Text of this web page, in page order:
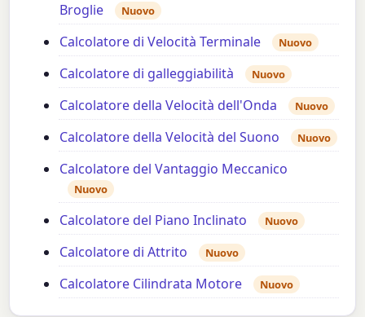
Broglie
Nuovo
Calcolatore di Velocità Terminale Nuovo
Calcolatore di galleggiabilità Nuovo
Calcolatore della Velocità dell'Onda Nuovo
Calcolatore della Velocità del Suono Nuovo
Calcolatore del Vantaggio Meccanico
Nuovo
Calcolatore del Piano Inclinato Nuovo
Calcolatore di Attrito Nuovo
Calcolatore Cilindrata Motore Nuovo